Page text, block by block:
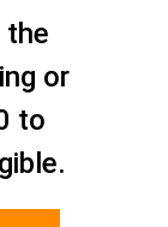
the
or
to